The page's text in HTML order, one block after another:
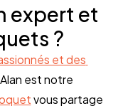
expert et
?
et des
est notre
vous partage